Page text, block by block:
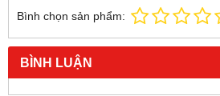
Bình chọn sản phẩm:
BÌNH LUẬN